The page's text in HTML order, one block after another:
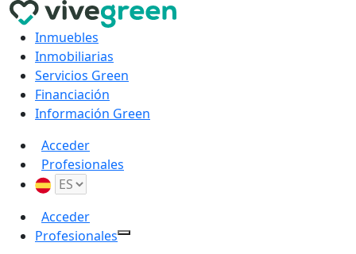
Inmuebles
Inmobiliarias
Servicios Green
Financiación
Información Green
Acceder
Profesionales
Acceder
Profesionales